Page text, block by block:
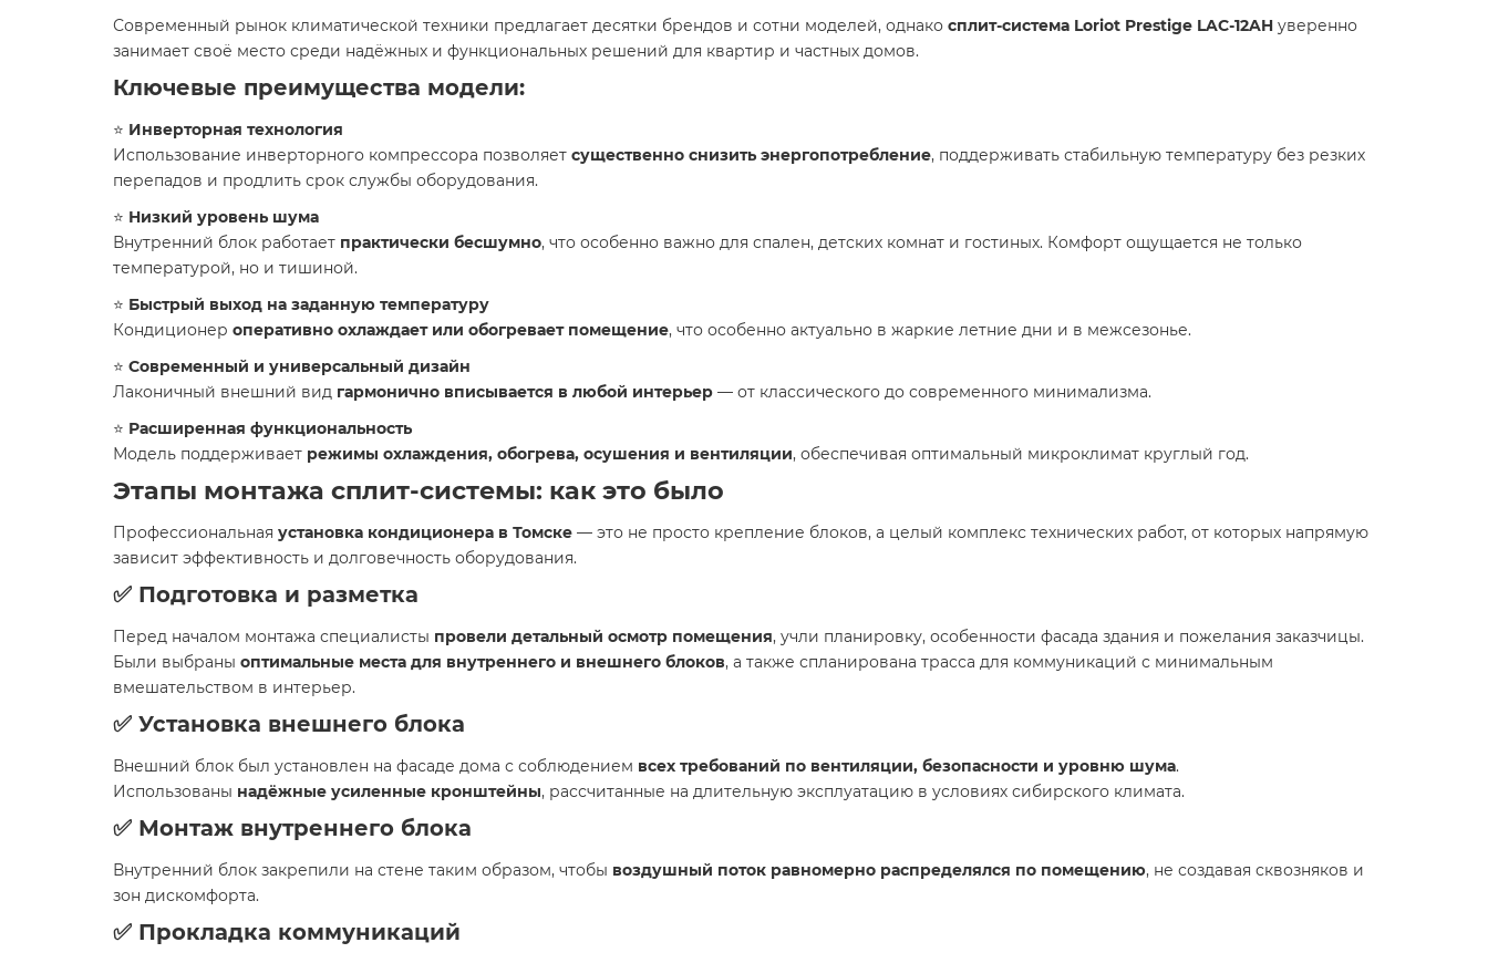
Современный рынок климатической техники предлагает десятки брендов и сотни моделей, однако сплит-система Loriot Prestige LAC-12AH уверенно
занимает своё место среди надёжных и функциональных решений для квартир и частных домов.
Ключевые преимущества модели:
⭐ Инверторная технология
Использование инверторного компрессора позволяет существенно снизить энергопотребление, поддерживать стабильную температуру без резких
перепадов и продлить срок службы оборудования.
⭐ Низкий уровень шума
Внутренний блок работает практически бесшумно, что особенно важно для спален, детских комнат и гостиных. Комфорт ощущается не только
температурой, но и тишиной.
⭐ Быстрый выход на заданную температуру
Кондиционер оперативно охлаждает или обогревает помещение, что особенно актуально в жаркие летние дни и в межсезонье.
⭐ Современный и универсальный дизайн
Лаконичный внешний вид гармонично вписывается в любой интерьер — от классического до современного минимализма.
⭐ Расширенная функциональность
Модель поддерживает режимы охлаждения, обогрева, осушения и вентиляции, обеспечивая оптимальный микроклимат круглый год.
Этапы монтажа сплит-системы: как это было
Профессиональная установка кондиционера в Томске — это не просто крепление блоков, а целый комплекс технических работ, от которых напрямую
зависит эффективность и долговечность оборудования.
✅ Подготовка и разметка
Перед началом монтажа специалисты провели детальный осмотр помещения, учли планировку, особенности фасада здания и пожелания заказчицы.
Были выбраны оптимальные места для внутреннего и внешнего блоков, а также спланирована трасса для коммуникаций с минимальным
вмешательством в интерьер.
✅ Установка внешнего блока
Внешний блок был установлен на фасаде дома с соблюдением всех требований по вентиляции, безопасности и уровню шума.
Использованы надёжные усиленные кронштейны, рассчитанные на длительную эксплуатацию в условиях сибирского климата.
✅ Монтаж внутреннего блока
Внутренний блок закрепили на стене таким образом, чтобы воздушный поток равномерно распределялся по помещению, не создавая сквозняков и
зон дискомфорта.
✅ Прокладка коммуникаций